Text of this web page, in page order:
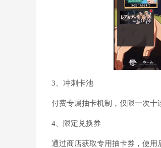
3、冲刺卡池
付费专属抽卡机制，仅限一次十
4、限定兑换券
通过商店获取专用抽卡券，使用